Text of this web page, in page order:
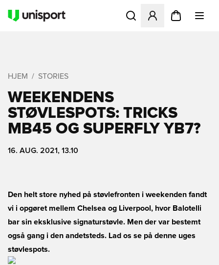
Åbner en Modal til at
HJEM STORIES
WEEKENDENS
STØVLESPOTS: TRICKS
MB45 OG SUPERFLY YB7?
16. AUG. 2021, 13.10
Den helt store nyhed på støvlefronten i weekenden fandt
vi i opgøret mellem Chelsea og Liverpool, hvor Balotelli
bar sin eksklusive signaturstøvle. Men der var bestemt
også gang i den andetsteds. Lad os se på denne uges
støvlespots.